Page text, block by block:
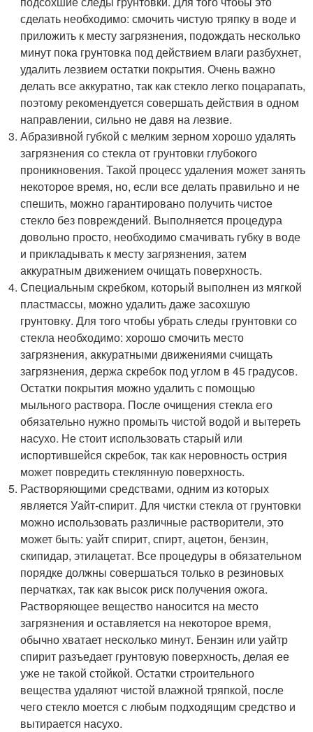
сделать необходимо: смочить чистую тряпку в воде и
приложить к месту загрязнения, подождать несколько
минут пока грунтовка под действием влаги разбухнет,
удалить лезвием остатки покрытия. Очень важно
делать все аккуратно, так как стекло легко поцарапать,
поэтому рекомендуется совершать действия в одном
направлении, сильно не давя на лезвие.
Абразивной губкой с мелким зерном хорошо удалять
загрязнения со стекла от грунтовки глубокого
проникновения. Такой процесс удаления может занять
некоторое время, но, если все делать правильно и не
спешить, можно гарантировано получить чистое
стекло без повреждений. Выполняется процедура
довольно просто, необходимо смачивать губку в воде
и прикладывать к месту загрязнения, затем
аккуратным движением очищать поверхность.
Специальным скребком, который выполнен из мягкой
пластмассы, можно удалить даже засохшую
грунтовку. Для того чтобы убрать следы грунтовки со
стекла необходимо: хорошо смочить место
загрязнения, аккуратными движениями счищать
загрязнения, держа скребок под углом в 45 градусов.
Остатки покрытия можно удалить с помощью
мыльного раствора. После очищения стекла его
обязательно нужно промыть чистой водой и вытереть
насухо. Не стоит использовать старый или
испортившейся скребок, так как неровность острия
может повредить стеклянную поверхность.
Растворяющими средствами, одним из которых
является Уайт-спирит. Для чистки стекла от грунтовки
можно использовать различные растворители, это
может быть: уайт спирит, спирт, ацетон, бензин,
скипидар, этилацетат. Все процедуры в обязательном
порядке должны совершаться только в резиновых
перчатках, так как высок риск получения ожога.
Растворяющее вещество наносится на место
загрязнения и оставляется на некоторое время,
обычно хватает несколько минут. Бензин или уайтр
спирит разъедает грунтовую поверхность, делая ее
уже не такой стойкой. Остатки строительного
вещества удаляют чистой влажной тряпкой, после
чего стекло моется с любым подходящим средство и
вытирается насухо.